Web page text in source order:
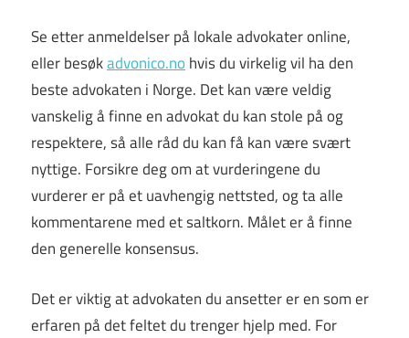
Se etter anmeldelser på lokale advokater online,
eller besøkadvonico.nohvis du virkelig vil ha den
beste advokaten i Norge. Det kan være veldig
vanskelig å finne en advokat du kan stole på og
respektere, så alle råd du kan få kan være svært
nyttige. Forsikre deg om at vurderingene du
vurderer er på et uavhengig nettsted, og ta alle
kommentarene med et saltkorn. Målet er å finne
den generelle konsensus.
Det er viktig at advokaten du ansetter er en som er
erfaren på det feltet du trenger hjelp med. For